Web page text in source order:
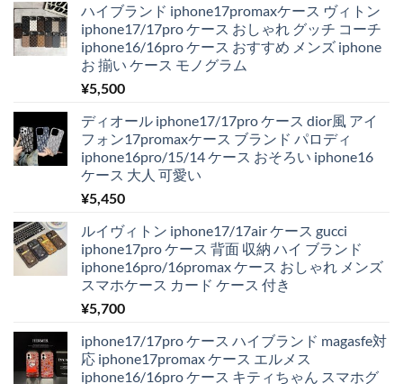
ハイブランド iphone17promaxケース ヴィトン
iphone17/17pro ケース おしゃれ グッチ コーチ
iphone16/16pro ケース おすすめ メンズ iphone
お 揃い ケース モノグラム
¥5,500
ディオール iphone17/17pro ケース dior風 アイ
フォン17promaxケース ブランド パロディ
iphone16pro/15/14 ケース おそろい iphone16
ケース 大人 可愛い
¥5,450
ルイヴィトン iphone17/17air ケース gucci
iphone17pro ケース 背面 収納 ハイ ブランド
iphone16pro/16promax ケース おしゃれ メンズ
スマホケース カード ケース 付き
¥5,700
iphone17/17pro ケース ハイブランド magasfe対
応 iphone17promax ケース エルメス
iphone16/16pro ケース キティちゃん スマホグ